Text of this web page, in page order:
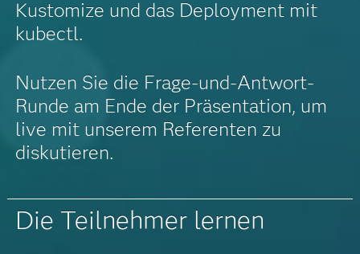
Kustomize und das Deployment mit
kubectl.
Nutzen Sie die Frage-und-Antwort-
Runde am Ende der Präsentation, um
live mit unserem Referenten zu
diskutieren.
Die Teilnehmer lernen